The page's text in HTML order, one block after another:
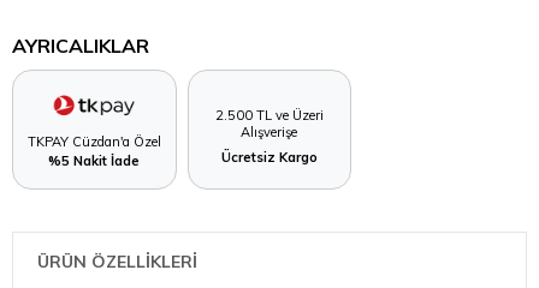
AYRICALIKLAR
TKPAY Cüzdan'a Özel
%5 Nakit İade
2.500 TL ve Üzeri
Alışverişe
Ücretsiz Kargo
ÜRÜN ÖZELLİKLERİ